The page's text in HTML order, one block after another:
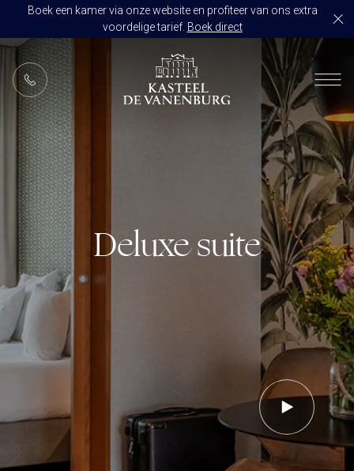
Boek een kamer via onze website en profiteer van ons extra
voordelige tarief. Boek direct
NL
RESTAURANT DE VANENBURG
BRASSERIE DE HOEVE
CULINAIR GENIETEN ARRANGEMENT
KAMERS
ARRANGEMENTEN
ALLES OP ÉÉN LOCATIE
TROUWZALEN
VOORBEELDOFFERTE
BRUIDSSUITE
TROUWLOCATIE ROUTE
ARRANGEMENTEN
ACTIVITEITEN
CONGRES OF CONFERENTIE
EVENEMENT
VERGADERING
VERGADEREN MET OVERNACHTING
ZALEN
JUBILEUM
FEEST
CONCERT
GROEPSDINER
UITVAART EN CONDOLEANCE
OVER KASTEEL DE VANENBURG
GESCHIEDENIS
ONS TEAM
VERHALEN
IN DE OMGEVING
HUISREGELS EN VEELGESTELDE VRAGEN
3882 RH Putten
Route plannen
info@vanenburg.nl
0341 375 454
Deluxe suite